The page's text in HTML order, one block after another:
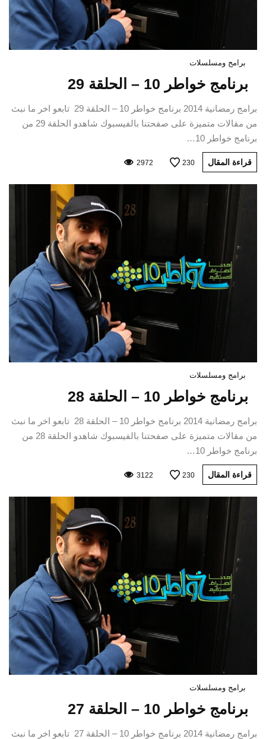
برامج ومسلسلات
برنامج خواطر 10 – الحلقة 29
برامج رمضانية 2014 برنامج خواطر 10 – الحلقة 29 تابعو اخر ما نبث
من مقالات متميزة على صفحتنا بالفيسبوك شاهدو الحلقة 29 من
برنامج خواطر 10…
قراءة المقال 230
2972
برامج ومسلسلات
برنامج خواطر 10 – الحلقة 28
برامج رمضانية 2014 برنامج خواطر 10 – الحلقة 28 تابعو اخر ما نبث
من مقالات متميزة على صفحتنا بالفيسبوك شاهدو الحلقة 28 من
برنامج خواطر 10…
قراءة المقال 230
3122
برامج ومسلسلات
برنامج خواطر 10 – الحلقة 27
برامج رمضانية 2014 برنامج خواطر 10 – الحلقة 27 تابعو اخر ما نبث